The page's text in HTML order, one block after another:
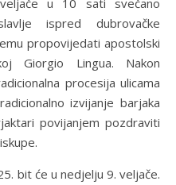
u 10 sati svečano
ispred dubrovačke
propovijedati apostolski
Giorgio Lingua. Nakon
procesija ulicama
izvijanje barjaka
povijanjem pozdraviti
bit će u nedjelju 9. veljače.